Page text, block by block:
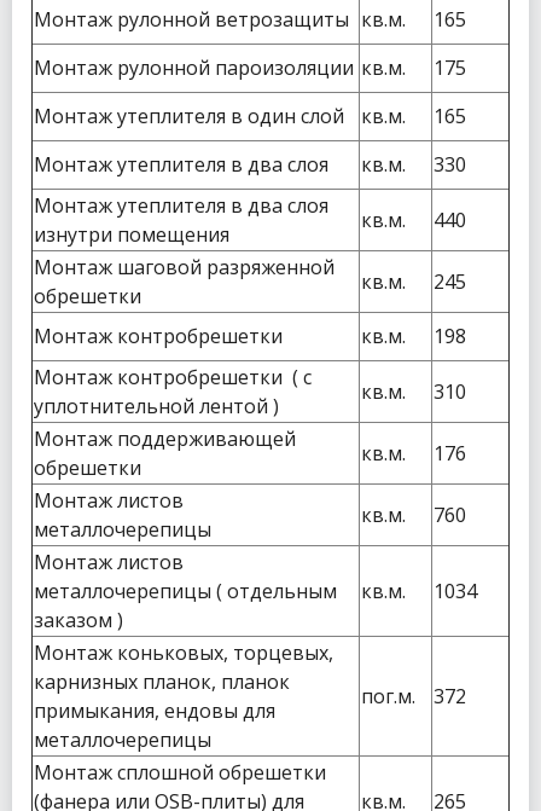
Монтаж рулонной ветрозащиты кв.м.
165
Монтаж рулонной пароизоляции кв.м.
175
Монтаж утеплителя в один слой
кв.м.
165
Монтаж утеплителя в два слоя
кв.м.
330
Монтаж утеплителя в два слоя
изнутри помещения
кв.м.
440
Монтаж шаговой разряженной
обрешетки
кв.м. 245
Монтаж контробрешетки кв.м.
198
Монтаж контробрешетки ( с
уплотнительной лентой )
кв.м.
310
Монтаж поддерживающей
обрешетки
кв.м.
176
Монтаж листов
металлочерепицы
кв.м.
760
Монтаж листов
металлочерепицы ( отдельным
заказом )
кв.м. 1034
Монтаж коньковых, торцевых,
карнизных планок, планок
примыкания, ендовы для
металлочерепицы
пог.м. 372
Монтаж сплошной обрешетки
(фанера или ОSB-плиты) для
кв.м. 265